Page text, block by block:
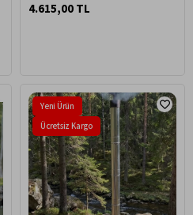
4.615,00 TL
Yeni Ürün
Ücretsiz Kargo